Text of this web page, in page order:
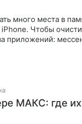
много места в
iPhone. Чтобы
приложений:
МАКС: где их